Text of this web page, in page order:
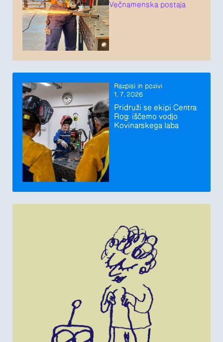
Večnamenska postaja
Razpisi in pozivi
1. 7. 2026
Pridruži se ekipi Centra
Rog: iščemo vodjo
Kovinarskega laba